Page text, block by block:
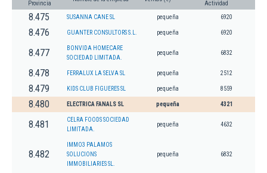
Provincia
Actividad
8.475 SUSANNA CANE SL pequeña 6920
8.476 GUANTER CONSULTORS S.L. pequeña 6920
8.477
BONVIDA HOMECARE
SOCIEDAD LIMITADA.
pequeña 6832
8.478 FERRALUX LA SELVA SL pequeña 2512
8.479 KIDS CLUB FIGUERES SL pequeña 8559
8.480 ELECTRICA FANALS SL pequeña 4321
8.481
CELRA FOODS SOCIEDAD
LIMITADA.
pequeña 4632
8.482
IMMO3 PALAMOS
SOLUCIONS
IMMOBILIARIES SL.
pequeña 6832